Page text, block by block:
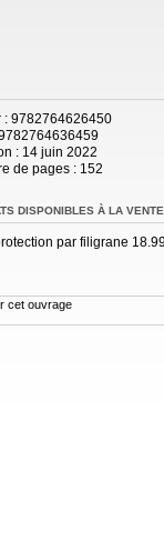
: 9782764626450
: 14 juin 2022
de pages :152
DISPONIBLES À LA VENTE
par filigrane
cet ouvrage